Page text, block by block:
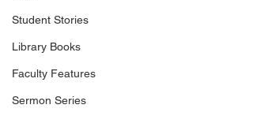
Student Stories
Library Books
Faculty Features
Sermon Series